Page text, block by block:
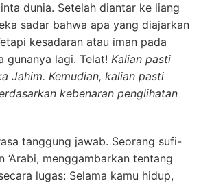
dunia. Setelah diantar ke liang
sadar bahwa apa yang diajarkan
kesadaran atau iman pada
lagi. Telat! Kalian pasti
Jahim. Kemudian, kalian pasti
kebenaran penglihatan
tanggung jawab. Seorang sufi-
‘Arabi, menggambarkan tentang
lugas: Selama kamu hidup,